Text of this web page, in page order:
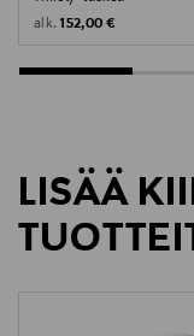
Avainsanat
alk. Original Price
152,00 €
LISÄÄ